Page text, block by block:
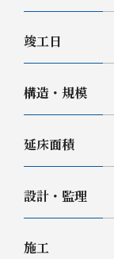
竣工日
構造・規模
延床面積
設計・監理
施工